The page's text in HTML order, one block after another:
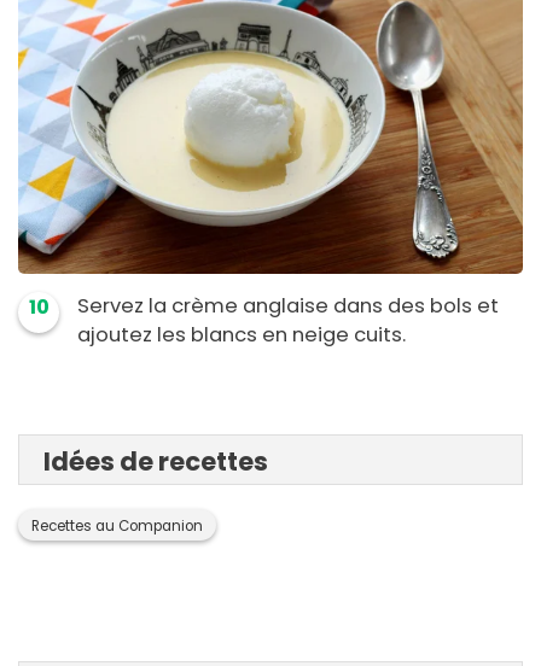
10
Servez la crème anglaise dans des bols et
ajoutez les blancs en neige cuits.
Idées de recettes
Recettes au Companion